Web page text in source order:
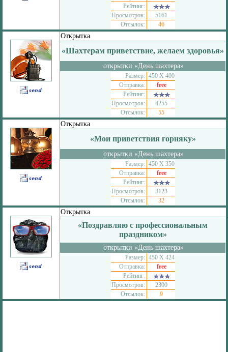
Рейтинг:
Просмотров:
5161
Отсылок:
46
Открытка
«Шахтерам приветствие, желаем здоровья»
открытки «День шахтера»
Размер: 450 Х 400
Отправка:
free
Рейтинг:
Просмотров:
4255
Отсылок:
55
Открытка
«Мои приветствия горняку»
открытки «День шахтера»
Размер: 450 Х 350
Отправка:
free
Рейтинг:
Просмотров:
3123
Отсылок:
32
Открытка
«Поздравляю с профессиональным
праздником»
открытки «День шахтера»
Размер: 450 Х 424
Отправка:
free
Рейтинг:
Просмотров:
2300
Отсылок:
9